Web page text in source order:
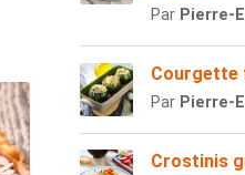
Par Pierre-
Courgette
Par Pierre-
Crostinis